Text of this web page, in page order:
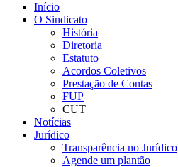
Início
O Sindicato
História
Diretoria
Estatuto
Acordos Coletivos
Prestação de Contas
FUP
CUT
Notícias
Jurídico
Transparência no Jurídico
Agende um plantão